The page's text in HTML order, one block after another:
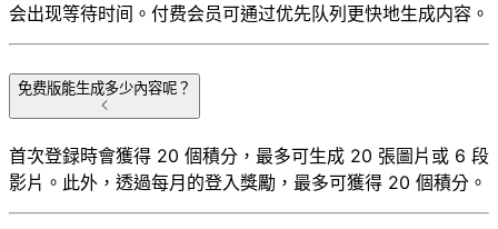
会出现等待时间。付费会员可通过优先队列更快地生成内容。
免费版能生成多少內容呢？
首次登録時會獲得 20 個積分，最多可生成 20 張圖片或 6 段
影片。此外，透過每月的登入獎勵，最多可獲得 20 個積分。